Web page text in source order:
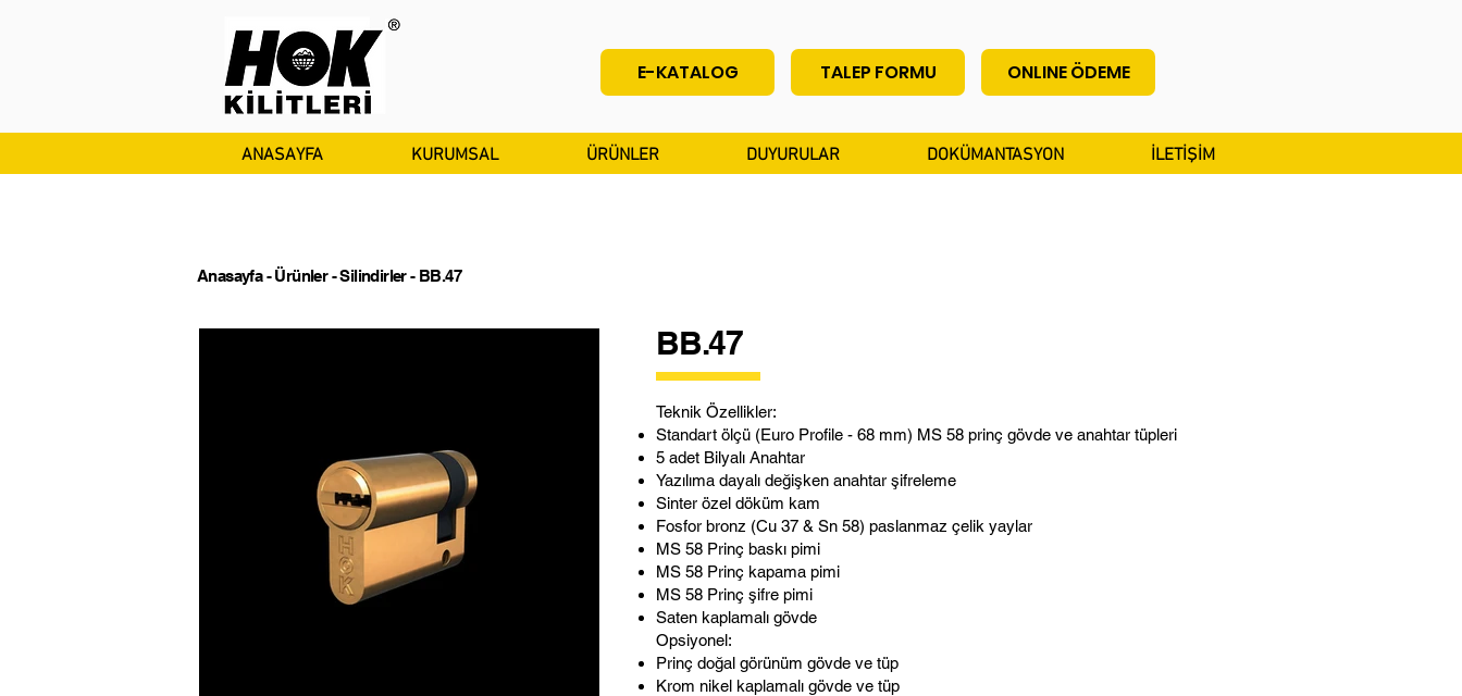
E-KATALOG TALEP FORMU ONLINE ÖDEME
ANASAYFA KURUMSAL ÜRÜNLER DUYURULAR DOKÜMANTASYON İLETİŞİM
Anasayfa-Ürünler-Silindirler- BB.47
BB.47
Teknik Özellikler:
Standart ölçü (Euro Profile - 68 mm) MS 58 prinç gövde ve anahtar tüpleri
5 adet Bilyalı Anahtar
Yazılıma dayalı değişken anahtar şifreleme
Sinter özel döküm kam
Fosfor bronz (Cu 37 & Sn 58) paslanmaz çelik yaylar
MS 58 Prinç baskı pimi
MS 58 Prinç kapama pimi
MS 58 Prinç şifre pimi
Saten kaplamalı gövde
Opsiyonel:
Prinç doğal görünüm gövde ve tüp
Krom nikel kaplamalı gövde ve tüp